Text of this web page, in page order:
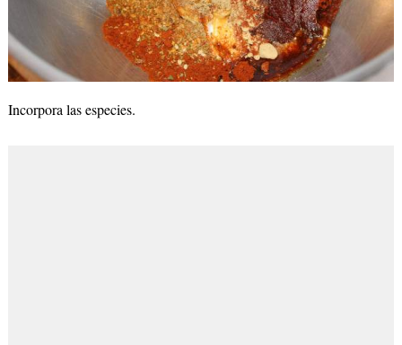
Incorpora las especies.